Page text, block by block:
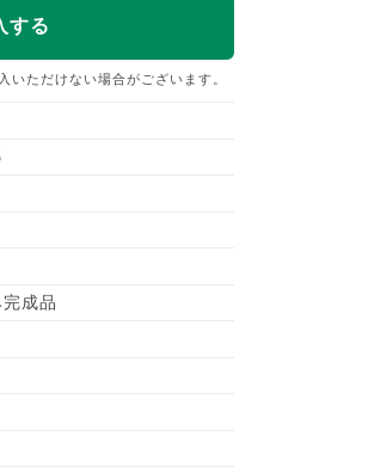
ただけない場合がございます。
成品